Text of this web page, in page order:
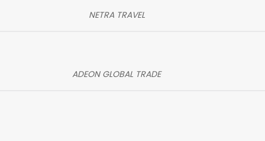
NETRA TRAVEL
ADEON GLOBAL TRADE